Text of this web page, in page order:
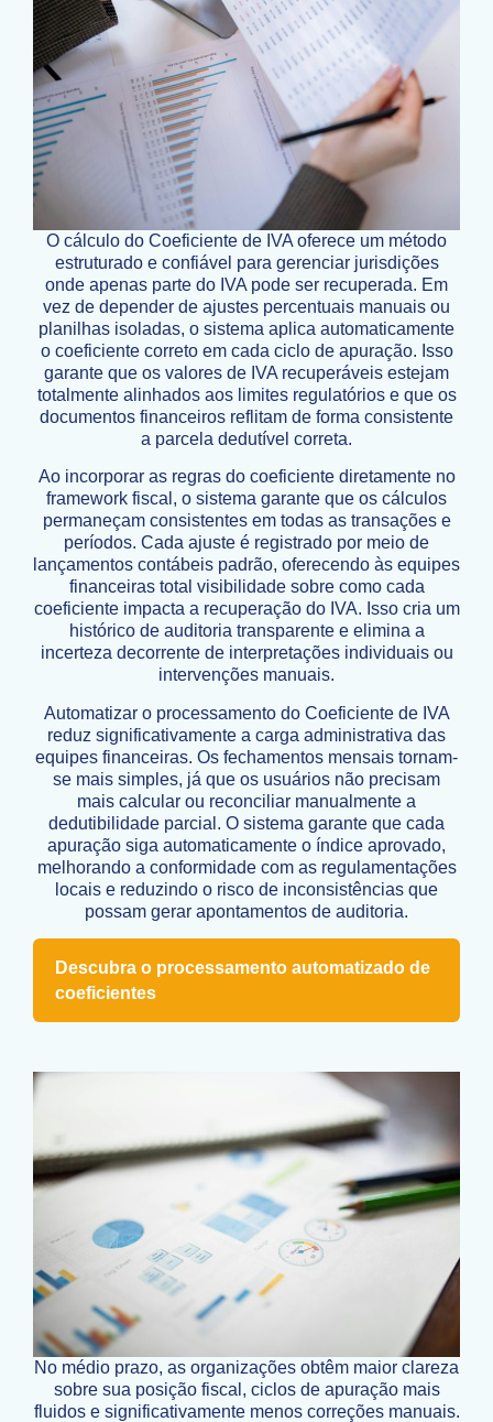
O cálculo do Coeficiente de IVA oferece um método
estruturado e confiável para gerenciar jurisdições
onde apenas parte do IVA pode ser recuperada. Em
vez de depender de ajustes percentuais manuais ou
planilhas isoladas, o sistema aplica automaticamente
o coeficiente correto em cada ciclo de apuração. Isso
garante que os valores de IVA recuperáveis estejam
totalmente alinhados aos limites regulatórios e que os
documentos financeiros reflitam de forma consistente
a parcela dedutível correta.
Ao incorporar as regras do coeficiente diretamente no
framework fiscal, o sistema garante que os cálculos
permaneçam consistentes em todas as transações e
períodos. Cada ajuste é registrado por meio de
lançamentos contábeis padrão, oferecendo às equipes
financeiras total visibilidade sobre como cada
coeficiente impacta a recuperação do IVA. Isso cria um
histórico de auditoria transparente e elimina a
incerteza decorrente de interpretações individuais ou
intervenções manuais.
Automatizar o processamento do Coeficiente de IVA
reduz significativamente a carga administrativa das
equipes financeiras. Os fechamentos mensais tornam-
se mais simples, já que os usuários não precisam
mais calcular ou reconciliar manualmente a
dedutibilidade parcial. O sistema garante que cada
apuração siga automaticamente o índice aprovado,
melhorando a conformidade com as regulamentações
locais e reduzindo o risco de inconsistências que
possam gerar apontamentos de auditoria.
Descubra o processamento automatizado de
coeficientes
No médio prazo, as organizações obtêm maior clareza
sobre sua posição fiscal, ciclos de apuração mais
fluidos e significativamente menos correções manuais.